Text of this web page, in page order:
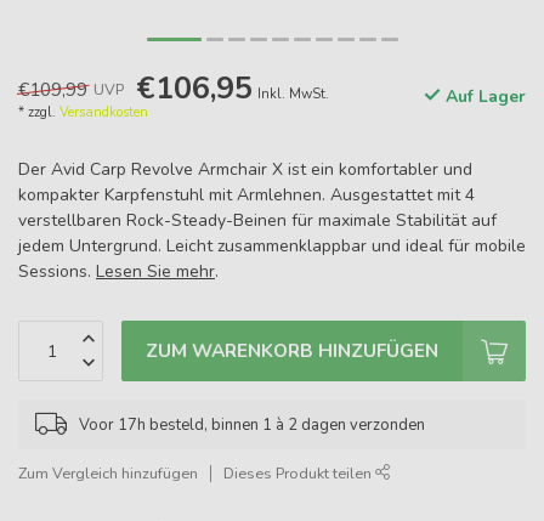
€109,99 UVP €106,95 Inkl. MwSt.
* zzgl. Versandkosten
Auf Lager
Der Avid Carp Revolve Armchair X ist ein komfortabler und
kompakter Karpfenstuhl mit Armlehnen. Ausgestattet mit 4
verstellbaren Rock-Steady-Beinen für maximale Stabilität auf
jedem Untergrund. Leicht zusammenklappbar und ideal für mobile
Sessions. Lesen Sie mehr.
ZUM WARENKORB HINZUFÜGEN
Voor 17h besteld, binnen 1 à 2 dagen verzonden
Zum Vergleich hinzufügen Dieses Produkt teilen